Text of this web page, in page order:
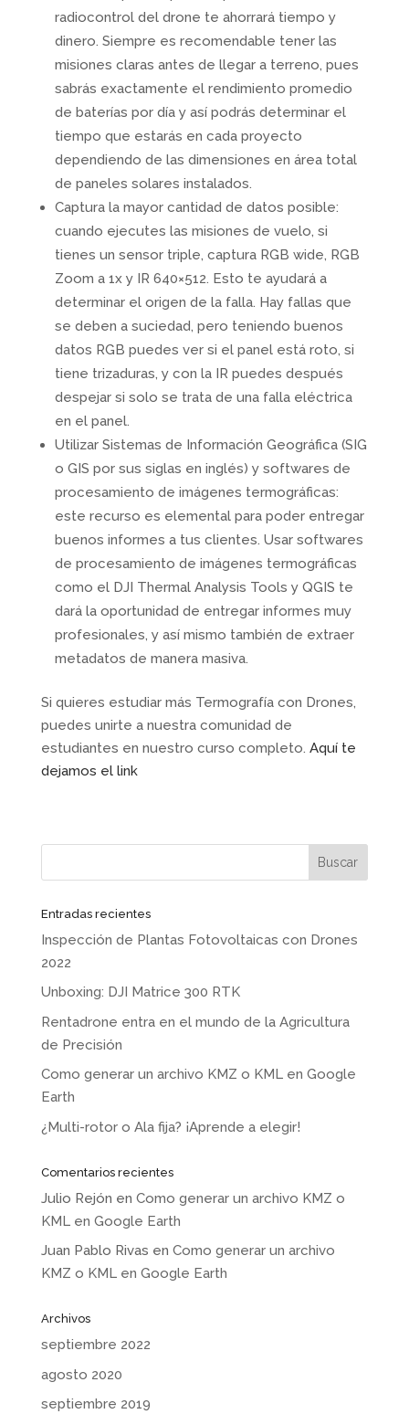
radiocontrol del drone te ahorrará tiempo y
dinero. Siempre es recomendable tener las
misiones claras antes de llegar a terreno, pues
sabrás exactamente el rendimiento promedio
de baterías por día y así podrás determinar el
tiempo que estarás en cada proyecto
dependiendo de las dimensiones en área total
de paneles solares instalados.
Captura la mayor cantidad de datos posible:
cuando ejecutes las misiones de vuelo, si
tienes un sensor triple, captura RGB wide, RGB
Zoom a 1x y IR 640×512. Esto te ayudará a
determinar el origen de la falla. Hay fallas que
se deben a suciedad, pero teniendo buenos
datos RGB puedes ver si el panel está roto, si
tiene trizaduras, y con la IR puedes después
despejar si solo se trata de una falla eléctrica
en el panel.
Utilizar Sistemas de Información Geográfica (SIG
o GIS por sus siglas en inglés) y softwares de
procesamiento de imágenes termográficas:
este recurso es elemental para poder entregar
buenos informes a tus clientes. Usar softwares
de procesamiento de imágenes termográficas
como el DJI Thermal Analysis Tools y QGIS te
dará la oportunidad de entregar informes muy
profesionales, y así mismo también de extraer
metadatos de manera masiva.
Si quieres estudiar más Termografía con Drones,
puedes unirte a nuestra comunidad de
estudiantes en nuestro curso completo. Aquí te
dejamos el link
Entradas recientes
Inspección de Plantas Fotovoltaicas con Drones
2022
Unboxing: DJI Matrice 300 RTK
Rentadrone entra en el mundo de la Agricultura
de Precisión
Como generar un archivo KMZ o KML en Google
Earth
¿Multi-rotor o Ala fija? ¡Aprende a elegir!
Comentarios recientes
Julio Rejón en Como generar un archivo KMZ o
KML en Google Earth
Juan Pablo Rivas en Como generar un archivo
KMZ o KML en Google Earth
Archivos
septiembre 2022
agosto 2020
septiembre 2019